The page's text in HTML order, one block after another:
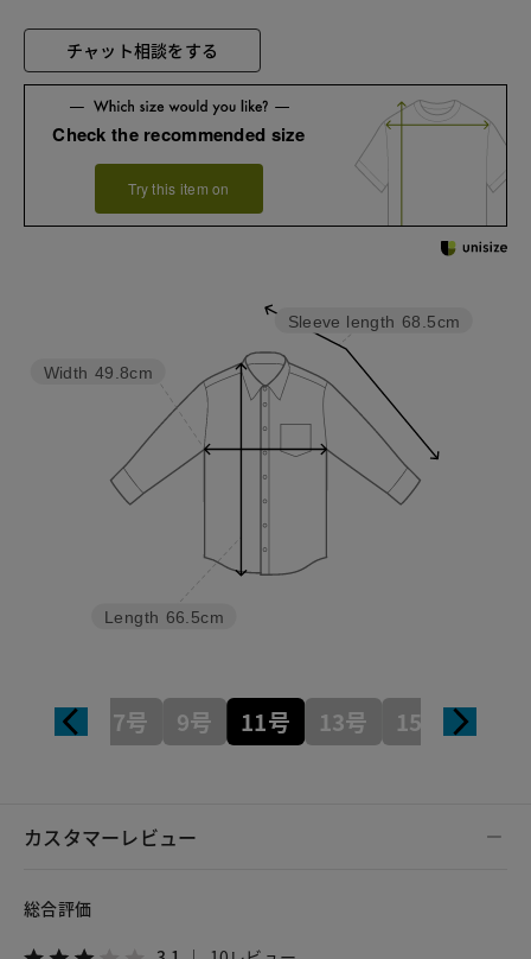
チャット相談をする
Check the recommended size
Try this item on
Sleeve length 68.5cm
Length 66.5cm
Width 49.8cm
7号 9号 11号 13号 15号
カスタマーレビュー
総合評価